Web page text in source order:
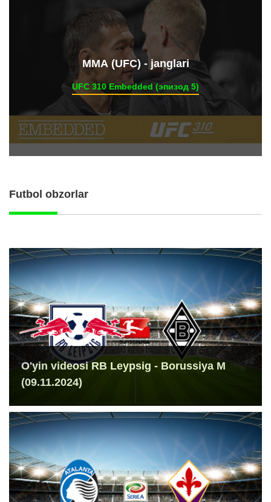
ММА (UFC) - janglari
UFC 310 Embedded (эпизод 5)
Futbol obzorlar
O'yin videosi RB Leypsig - Borussiya M
(09.11.2024)